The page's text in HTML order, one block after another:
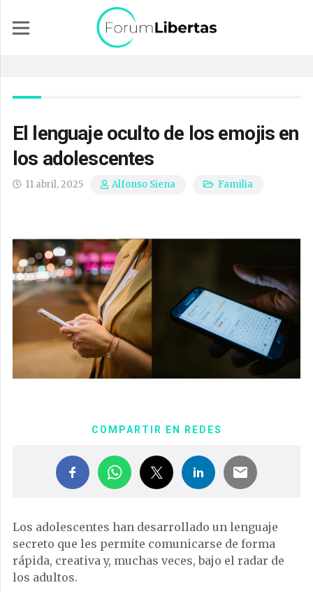
El lenguaje oculto de los emojis en
los adolescentes
11 abril, 2025 Alfonso Siena Familia
COMPARTIR EN REDES
Los adolescentes han desarrollado un lenguaje
secreto que les permite comunicarse de forma
rápida, creativa y, muchas veces, bajo el radar de
los adultos.